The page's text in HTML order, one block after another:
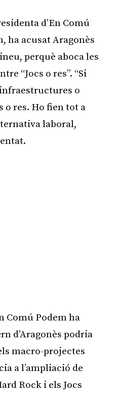
d’En Comú
ha acusat Aragonès
perquè aboca les
“Jocs o res”. “Si
o
o res. Ho fien tot a
laboral,
Comú Podem ha
d’Aragonès podria
macro-projectes
a l’ampliació de
Rock i els Jocs